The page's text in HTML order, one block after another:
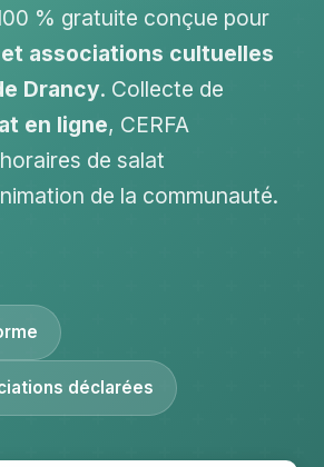
% gratuite conçue pour
associations cultuelles
Drancy. Collecte de
en ligne, CERFA
de salat
de la communauté.
déclarées